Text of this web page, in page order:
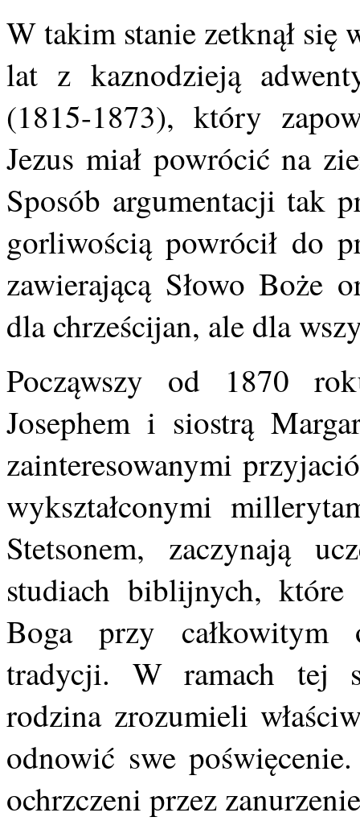
W takim stanie zetknął
lat z kaznodzieją
(1815-1873), który
Jezus miał powrócić na
Sposób argumentacji tak
gorliwością powrócił do
zawierającą Słowo Boże
dla chrześcijan, ale dla
Począwszy od 1870
Josephem i siostrą
zainteresowanymi
wykształconymi
Stetsonem, zaczynają
studiach biblijnych,
Boga przy całkowitym
tradycji. W ramach tej
rodzina zrozumieli
odnowić swe
ochrzczeni przez